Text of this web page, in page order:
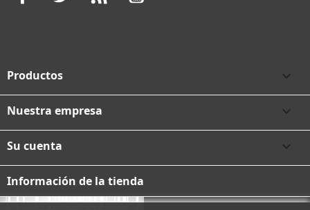
Productos 
Nuestra empresa 
Su cuenta 
Información de la tienda